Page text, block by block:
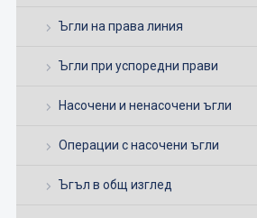
Ъгли на права линия
Ъгли при успоредни прави
Насочени и ненасочени ъгли
Операции с насочени ъгли
Ъгъл в общ изглед